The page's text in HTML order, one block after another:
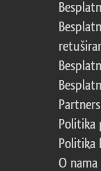
Politika
Politika
O nama